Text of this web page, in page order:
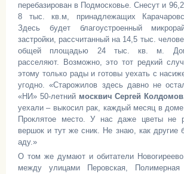
перебазирован в Подмосковье. Снесут и
8 тыс. кв.м, принадлежащих
Здесь будет благоустроенный
застройки, рассчитанный на 14,5 тыс.
общей площадью 24 тыс. кв. м.
расселяют. Возможно, это тот редкий
этому только рады и готовы уехать с
угодно. «Старожилов здесь давно не
«НИ» 50-летний москвич Сергей
уехали – выкосил рак, каждый месяц в
Проклятое место. У нас даже цветы не
вершок и тут же сник. Не знаю, как другие
аду.»
О том же думают и обитатели
между улицами Перовская, Полимерная